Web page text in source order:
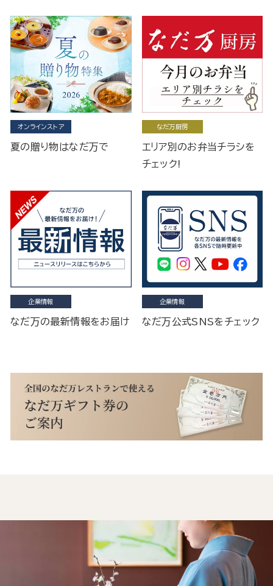
オンラインストア
夏の贈り物はなだ万で
なだ万厨房
エリア別のお弁当チラシを
チェック!
企業情報
なだ万の最新情報をお届け
企業情報
なだ万公式SNSをチェック